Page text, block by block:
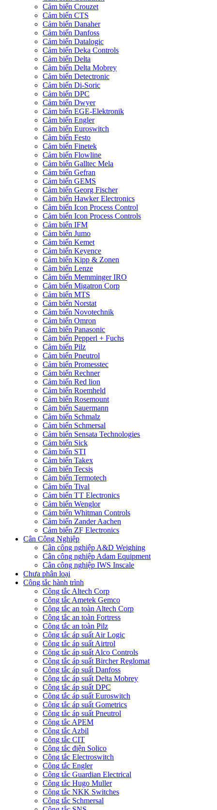
Cảm biến Crouzet
Cảm biến CTS
Cảm biến Danaher
Cảm biến Danfoss
Cảm biến Datalogic
Cảm biến Deka Controls
Cảm biến Delta
Cảm biến Delta Mobrey
Cảm biến Detectronic
Cảm biến Di-Soric
Cảm biến DPC
Cảm biến Dwyer
Cảm biến EGE-Elektronik
Cảm biến Engler
Cảm biến Euroswitch
Cảm biến Festo
Cảm biến Finetek
Cảm biến Flowline
Cảm biến Galltec Mela
Cảm biến Gefran
Cảm biến GEMS
Cảm biến Georg Fischer
Cảm biến Hawker Electronics
Cảm biến Icon Process Control
Cảm biến Icon Process Controls
Cảm biến IFM
Cảm biến Jumo
Cảm biến Kemet
Cảm biến Keyence
Cảm biến Kipp & Zonen
Cảm biến Lenze
Cảm biến Memminger IRO
Cảm biến Migatron Corp
Cảm biến MTS
Cảm biến Norstat
Cảm biến Novotechnik
Cảm biến Omron
Cảm biến Panasonic
Cảm biến Pepperl + Fuchs
Cảm biến Pilz
Cảm biến Pneutrol
Cảm biến Promesstec
Cảm biến Rechner
Cảm biến Red lion
Cảm biến Roemheld
Cảm biến Rosemount
Cảm biến Sauermann
Cảm biến Schmalz
Cảm biến Schmersal
Cảm biến Sensata Technologies
Cảm biến Sick
Cảm biến STI
Cảm biến Takex
Cảm biến Tecsis
Cảm biến Termotech
Cảm biến Tival
Cảm biến TT Electronics
Cảm biến Wenglor
Cảm biến Whitman Controls
Cảm biến Zander Aachen
Cảm biến ZF Electronics
Cân Công Nghiệp
Cân công nghiệp A&D Weighing
Cân công nghiệp Adam Equipment
Cân công nghiệp IWS Inscale
Chưa phân loại
Công tắc hành trình
Công tắc Altech Corp
Công tắc Ametek Gemco
Công tắc an toàn Altech Corp
Công tắc an toàn Fortress
Công tắc an toàn Pilz
Công tắc áp suất Air Logic
Công tắc áp suất Airtrol
Công tắc áp suất Alco Controls
Công tắc áp suất Bircher Reglomat
Công tắc áp suất Danfoss
Công tắc áp suất Delta Mobrey
Công tắc áp suất DPC
Công tắc áp suất Euroswitch
Công tắc áp suất Gometrics
Công tắc áp suất Pneutrol
Công tắc APEM
Công tắc Azbil
Công tắc CIT
Công tắc điện Solico
Công tắc Electroswitch
Công tắc Engler
Công tắc Guardian Electrical
Công tắc Hugo Muller
Công tắc NKK Switches
Công tắc Schmersal